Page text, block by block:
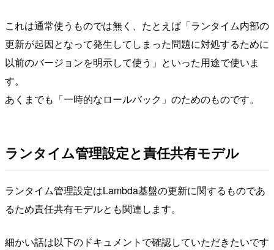
これは通常使うものでは無く、たとえば「ランタイム内部の
更新が起因となって発生してしまった問題に対処するために
以前のバージョンを明示して使う」といった用途で使いま
す。
あくまでも「一時的なロールバック」のためのものです。
ランタイム管理設定と責任共有モデル
ランタイム管理設定はLambda基盤の更新に関するものであ
るため責任共有モデルとも関連します。
細かい話は以下のドキュメントで確認していただきたいです